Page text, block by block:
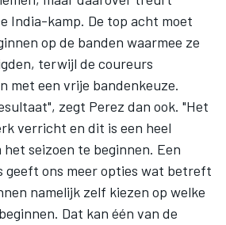
India-kamp. De top acht moet
op de banden waarmee ze
terwijl de coureurs
met een vrije bandenkeuze.
zegt Perez dan ook. "Het
verricht en dit is een heel
seizoen te beginnen. Een
geeft ons meer opties wat betreft
namelijk zelf kiezen op welke
Dat kan één van de